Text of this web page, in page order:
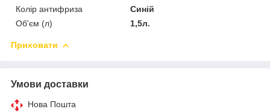
Колір антифриза
Синій
Об'єм (л)
1,5л.
Приховати
Умови доставки
Нова Пошта